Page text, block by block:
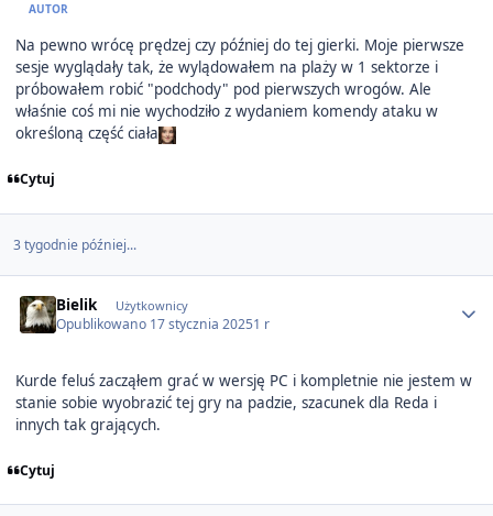
AUTOR
Na pewno wrócę prędzej czy później do tej gierki. Moje pierwsze
sesje wyglądały tak, że wylądowałem na plaży w 1 sektorze i
próbowałem robić "podchody" pod pierwszych wrogów. Ale
właśnie coś mi nie wychodziło z wydaniem komendy ataku w
określoną część ciała
Cytuj
3 tygodnie później...
Bielik Użytkownicy
Opublikowano 17 stycznia 20251 r
Kurde feluś zacząłem grać w wersję PC i kompletnie nie jestem w
stanie sobie wyobrazić tej gry na padzie, szacunek dla Reda i
innych tak grających.
Cytuj